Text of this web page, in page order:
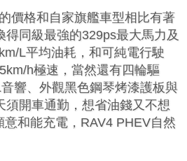
價格和自家旗艦車型相比有著
得同級最強的329ps最大馬力及
L平均油耗，和可純電行駛
h極速，當然還有四輪驅
響、外觀黑色鋼琴烤漆護板與
須開車通勤，想省油錢又不想
和能充電，RAV4 PHEV自然